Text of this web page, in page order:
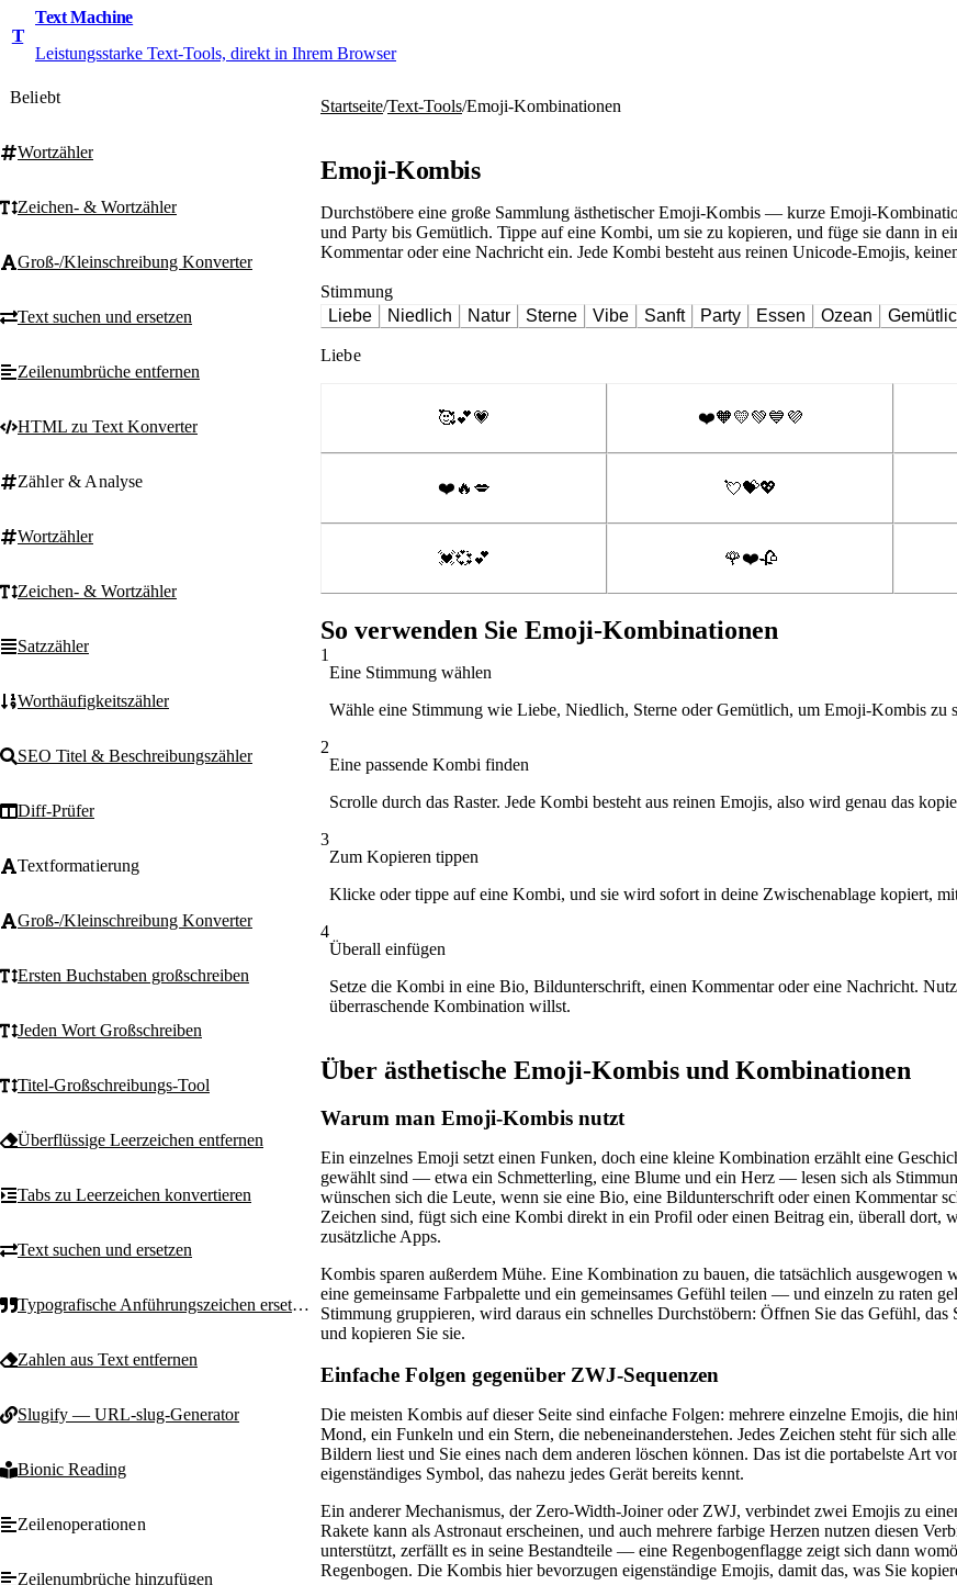
T
Text Machine
Leistungsstarke Text-Tools, direkt in Ihrem Browser
Beliebt
Wortzähler
Zeichen- & Wortzähler
Groß-/Kleinschreibung Konverter
Text suchen und ersetzen
Zeilenumbrüche entfernen
HTML zu Text Konverter
Zähler & Analyse
Wortzähler
Zeichen- & Wortzähler
Satzzähler
Worthäufigkeitszähler
SEO Titel & Beschreibungszähler
Diff-Prüfer
Textformatierung
Groß-/Kleinschreibung Konverter
Ersten Buchstaben großschreiben
Jeden Wort Großschreiben
Titel-Großschreibungs-Tool
Überflüssige Leerzeichen entfernen
Tabs zu Leerzeichen konvertieren
Text suchen und ersetzen
Typografische Anführungszeichen ersetzen
Zahlen aus Text entfernen
Slugify — URL-slug-Generator
Bionic Reading
Zeilenoperationen
Zeilenumbrüche hinzufügen
Startseite/Text-Tools/Emoji-Kombinationen
Emoji-Kombis
Durchstöbere eine große Sammlung ästhetischer Emoji-Kombis — kurze Emoji-
und Party bis Gemütlich. Tippe auf eine Kombi, um sie zu kopieren, und füge sie dann in
Kommentar oder eine Nachricht ein. Jede Kombi besteht aus reinen Unicode-Emojis,
Stimmung
Liebe Niedlich Natur Sterne Vibe Sanft Party Essen Ozean
Liebe
🥰💕💗 ❤️🧡💛💚💙💜
❤️🔥💋 💘💝💖
💓💞💕 🌹❤️🥀
So verwenden Sie Emoji-Kombinationen
1
Eine Stimmung wählen
Wähle eine Stimmung wie Liebe, Niedlich, Sterne oder Gemütlich, um Emoji-Kombis zu
2
Eine passende Kombi finden
Scrolle durch das Raster. Jede Kombi besteht aus reinen Emojis, also wird genau das
3
Zum Kopieren tippen
Klicke oder tippe auf eine Kombi, und sie wird sofort in deine Zwischenablage kopiert,
4
Überall einfügen
Setze die Kombi in eine Bio, Bildunterschrift, einen Kommentar oder eine Nachricht.
überraschende Kombination willst.
Über ästhetische Emoji-Kombis und Kombinationen
Warum man Emoji-Kombis nutzt
Ein einzelnes Emoji setzt einen Funken, doch eine kleine Kombination erzählt eine
gewählt sind — etwa ein Schmetterling, eine Blume und ein Herz — lesen sich als
wünschen sich die Leute, wenn sie eine Bio, eine Bildunterschrift oder einen Kommentar
Zeichen sind, fügt sich eine Kombi direkt in ein Profil oder einen Beitrag ein, überall dort,
zusätzliche Apps.
Kombis sparen außerdem Mühe. Eine Kombination zu bauen, die tatsächlich ausgewogen
eine gemeinsame Farbpalette und ein gemeinsames Gefühl teilen — und einzeln zu raten
Stimmung gruppieren, wird daraus ein schnelles Durchstöbern: Öffnen Sie das Gefühl,
und kopieren Sie sie.
Einfache Folgen gegenüber ZWJ-Sequenzen
Die meisten Kombis auf dieser Seite sind einfache Folgen: mehrere einzelne Emojis, die
Mond, ein Funkeln und ein Stern, die nebeneinanderstehen. Jedes Zeichen steht für sich
Bildern liest und Sie eines nach dem anderen löschen können. Das ist die portabelste Art
eigenständiges Symbol, das nahezu jedes Gerät bereits kennt.
Ein anderer Mechanismus, der Zero-Width-Joiner oder ZWJ, verbindet zwei Emojis zu
Rakete kann als Astronaut erscheinen, und auch mehrere farbige Herzen nutzen diesen
unterstützt, zerfällt es in seine Bestandteile — eine Regenbogenflagge zeigt sich dann
Regenbogen. Die Kombis hier bevorzugen eigenständige Emojis, damit das, was Sie